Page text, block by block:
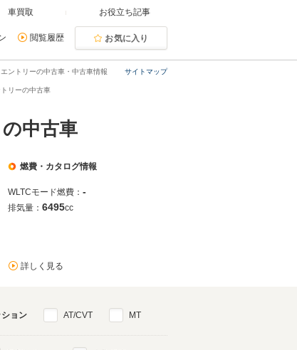
車買取 お役立ち記事
閲覧履歴 お気に入り
サイトマップ
ントリーの中古車・中古車情報
リーの中古車
中古車
燃費・カタログ情報
WLTCモード燃費： -
排気量： 6495cc
詳しく見る
ション AT/CVT MT